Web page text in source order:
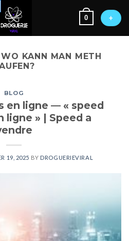
0 +
WO KANN MAN METH
BLOG
en ligne — « speed
ligne » | Speed a
19, 2025 BY DROGUERIEVIRAL